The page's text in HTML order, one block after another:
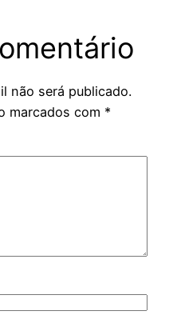
não será publicado.
marcados com *